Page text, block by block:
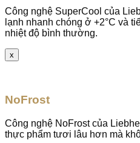
Công nghệ SuperCool của
lạnh nhanh chóng ở +2°C và
nhiệt độ bình thường.
x
NoFrost
Công nghệ NoFrost của
thực phẩm tươi lâu hơn mà